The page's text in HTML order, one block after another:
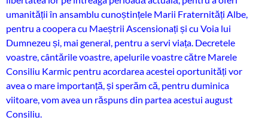
umanității în ansamblu cunoștințele Marii Fraternități Albe,
pentru a coopera cu Maeștrii Ascensionați și cu Voia lui
Dumnezeu și, mai general, pentru a servi viața. Decretele
voastre, cântările voastre, apelurile voastre către Marele
Consiliu Karmic pentru acordarea acestei oportunități vor
avea o mare importanță, și sperăm că, pentru duminica
viitoare, vom avea un răspuns din partea acestui august
Consiliu.